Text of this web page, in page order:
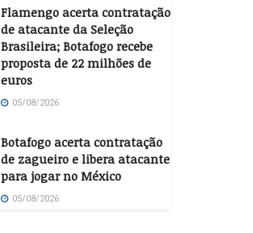
Flamengo acerta contratação
de atacante da Seleção
Brasileira; Botafogo recebe
proposta de 22 milhões de
euros
05/08/2026
Botafogo acerta contratação
de zagueiro e libera atacante
para jogar no México
05/08/2026